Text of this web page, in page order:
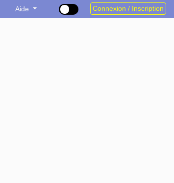
Aide Connexion / Inscription